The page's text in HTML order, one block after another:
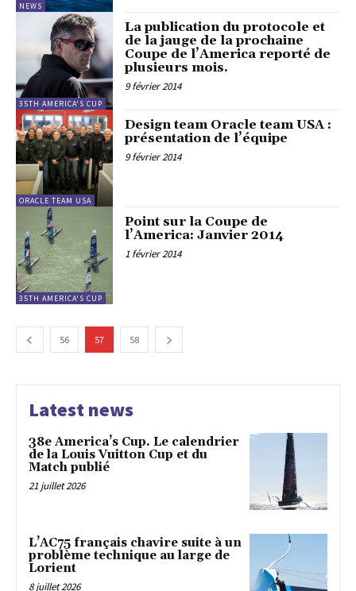
NEWS
35TH AMERICA'S CUP
La publication du protocole et
de la jauge de la prochaine
Coupe de l’America reporté de
plusieurs mois.
9 février 2014
ORACLE TEAM USA
Design team Oracle team USA :
présentation de l’équipe
9 février 2014
35TH AMERICA'S CUP
Point sur la Coupe de
l’America: Janvier 2014
1 février 2014
56 57 58
Latest news
38e America’s Cup. Le calendrier
de la Louis Vuitton Cup et du
Match publié
21 juillet 2026
L’AC75 français chavire suite à un
problème technique au large de
Lorient
8 juillet 2026